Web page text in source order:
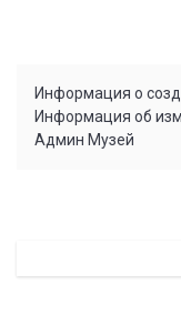
Информация о
Информация об
Админ Музей